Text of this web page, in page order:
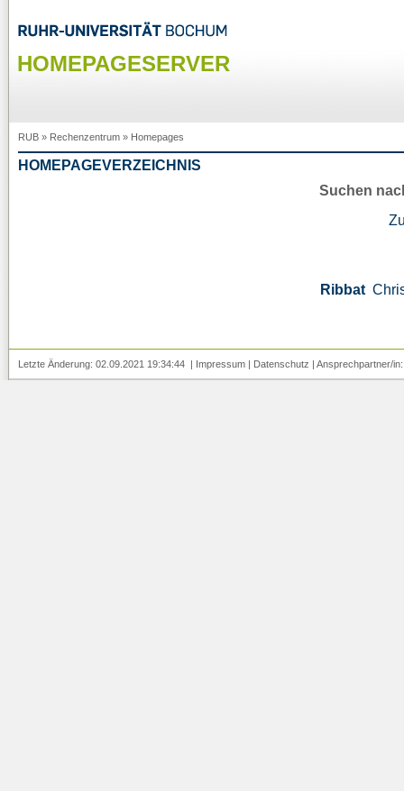
HOMEPAGESERVER
RUB » Rechenzentrum » Homepages
HOMEPAGEVERZEICHNIS
Suchen
Ribbat
Letzte Änderung: 02.09.2021 19:34:44 | Impressum | Datenschutz | Ansprechpartner/